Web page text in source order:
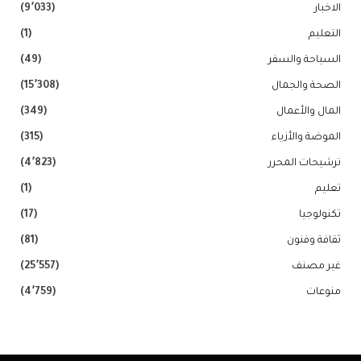
الاخبار (9٬033)
التعليم (1)
السياحة والسفر (49)
الصحة والجمال (15٬308)
المال والأعمال (349)
الموضة والأزياء (315)
ترشيحات المحرر (4٬823)
تعليم (1)
تكنولوجيا (17)
ثقافة وفنون (81)
غير مصنف (25٬557)
منوعات (4٬759)